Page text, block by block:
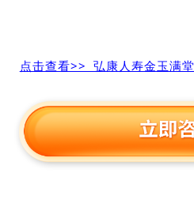
点击查看>> 弘康人寿金玉满